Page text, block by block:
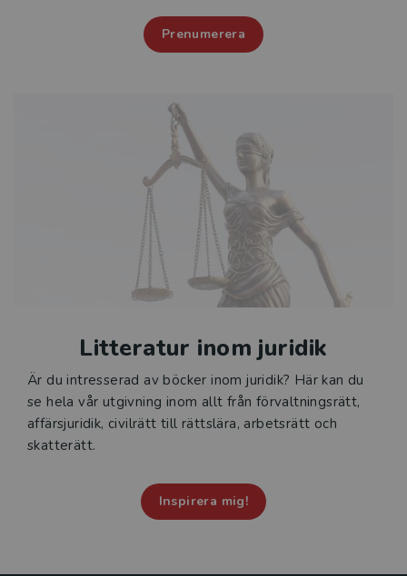
Prenumerera
Litteratur inom juridik
Är du intresserad av böcker inom juridik? Här kan du
se hela vår utgivning inom allt från förvaltningsrätt,
affärsjuridik, civilrätt till rättslära, arbetsrätt och
skatterätt.
Inspirera mig!